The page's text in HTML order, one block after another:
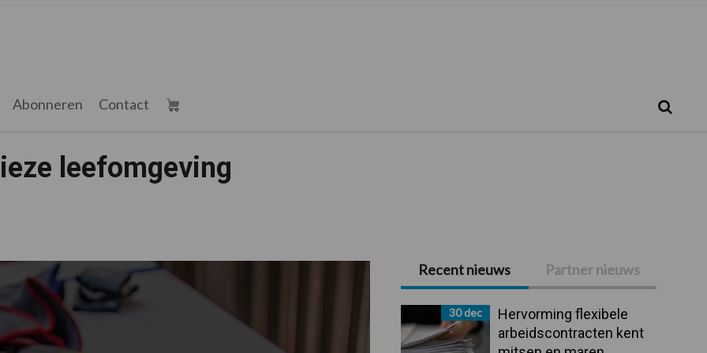
Abonneren Contact
leefomgeving
Primaire
Sidebar
Recent nieuws Partner nieuws
30 dec
Hervorming flexibele
arbeidscontracten kent